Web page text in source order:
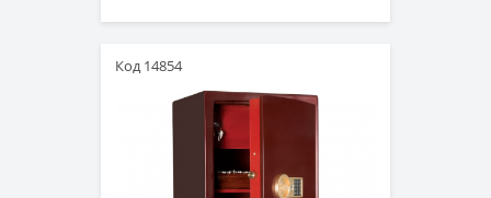
Код 14854